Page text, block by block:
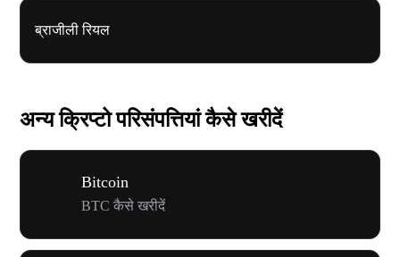
ब्राजीली रियल
अन्य क्रिप्टो परिसंपत्तियां कैसे खरीदें
Bitcoin
BTC कैसे खरीदें